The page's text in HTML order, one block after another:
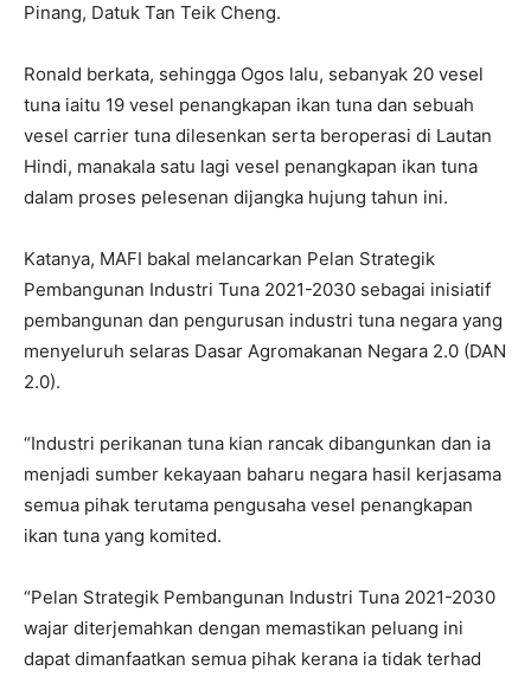
Pinang, Datuk Tan Teik Cheng.
Ronald berkata, sehingga Ogos lalu, sebanyak 20 vesel
tuna iaitu 19 vesel penangkapan ikan tuna dan sebuah
vesel carrier tuna dilesenkan serta beroperasi di Lautan
Hindi, manakala satu lagi vesel penangkapan ikan tuna
dalam proses pelesenan dijangka hujung tahun ini.
Katanya, MAFI bakal melancarkan Pelan Strategik
Pembangunan Industri Tuna 2021-2030 sebagai inisiatif
pembangunan dan pengurusan industri tuna negara yang
menyeluruh selaras Dasar Agromakanan Negara 2.0 (DAN
2.0).
“Industri perikanan tuna kian rancak dibangunkan dan ia
menjadi sumber kekayaan baharu negara hasil kerjasama
semua pihak terutama pengusaha vesel penangkapan
ikan tuna yang komited.
“Pelan Strategik Pembangunan Industri Tuna 2021-2030
wajar diterjemahkan dengan memastikan peluang ini
dapat dimanfaatkan semua pihak kerana ia tidak terhad